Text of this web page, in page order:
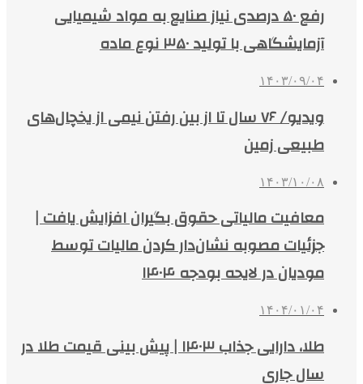
رفع ۵۰ درصدی نیاز صنایع به مواد شیمیایی
آزمایشگاهی با تولید ۳۵۰ نوع ماده
۱۴۰۳/۰۹/۰۴
ویدیو/ ۷۶ سال تا از بین رفتن نیمی از یخچال‌های
طبیعی زمین
۱۴۰۳/۱۰/۰۸
معافیت مالیاتی حقوق بگیران افزایش یافت |
جزئیات مصوبه نشان‌دار کردن مالیات توسط
مودیان در لایحه بودجه ۱۴۰۴
۱۴۰۴/۰۱/۰۴
طلا، دارایی جذاب ۱۴۰۳ | پیش بینی قیمت طلا در
سال جاری